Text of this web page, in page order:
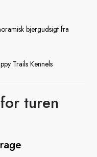
bjergudsigt fra
Trails Kennels
turen